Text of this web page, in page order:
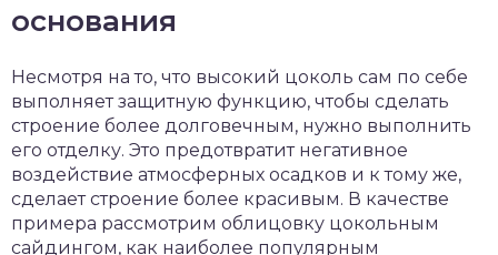
основания
Несмотря на то, что высокий цоколь сам по себе
выполняет защитную функцию, чтобы сделать
строение более долговечным, нужно выполнить
его отделку. Это предотвратит негативное
воздействие атмосферных осадков и к тому же,
сделает строение более красивым. В качестве
примера рассмотрим облицовку цокольным
сайдингом, как наиболее популярным